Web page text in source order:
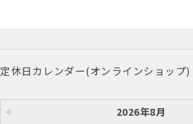
定休日カレンダー(オンラインショップ)
< 2026年8月